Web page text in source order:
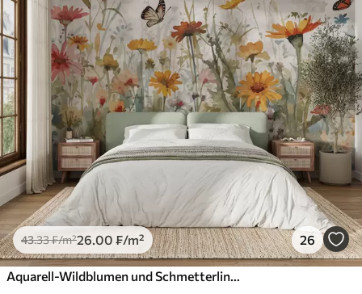
43.33₣/m²26 .00 ₣/m² 26